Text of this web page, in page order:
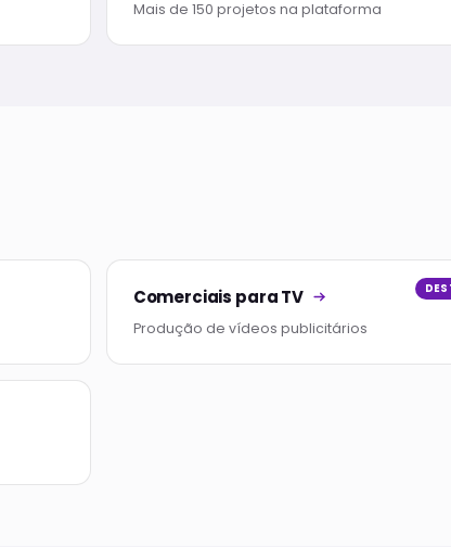
Mais de 150 projetos na plataforma
Comerciais para TV
Produção de vídeos publicitários